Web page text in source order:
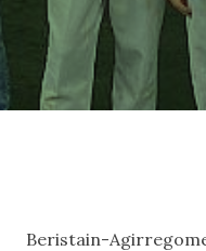
Beristain-